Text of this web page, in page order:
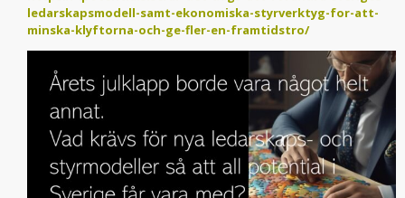
ledarskapsmodell-samt-ekonomiska-styrverktyg-for-att-
minska-klyftorna-och-ge-fler-en-framtidstro/